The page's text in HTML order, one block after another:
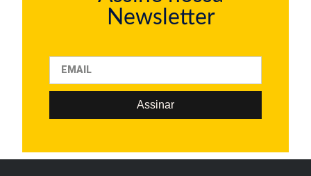
Newsletter
Assinar